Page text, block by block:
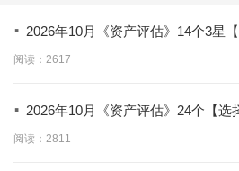
· 2026年10月《资产评估》14个3星
背】
阅读：2617
· 2026年10月《资产评估》24个【选
学】
阅读：2811